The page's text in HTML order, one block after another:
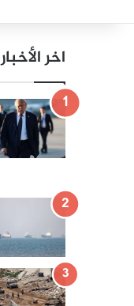
اخر الأخبار